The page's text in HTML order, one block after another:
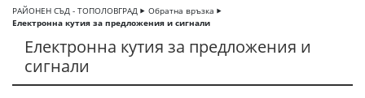
РАЙОНЕН СЪД - ТОПОЛОВГРАД
Обратна връзка
Електронна кутия за предложения и сигнали
Електронна кутия за предложения и
сигнали